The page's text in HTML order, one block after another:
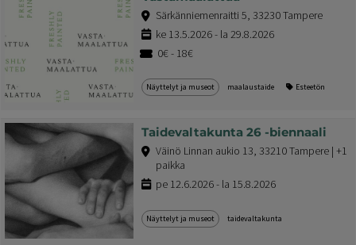
Särkänniemenraitti 5, 33230 Tampere
ke 13.5.2026 - la 29.8.2026
0€ - 18€
Näyttelyt ja museot maalaustaide Esteetön
Taidevaltakunta 26 -biennaali
Väinö Linnan aukio 13, 33210 Tampere | +1
paikka
pe 12.6.2026 - la 15.8.2026
Näyttelyt ja museot taidevaltakunta